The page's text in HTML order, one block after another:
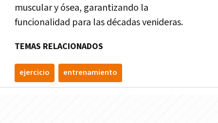
muscular y ósea, garantizando la
funcionalidad para las décadas venideras.
TEMAS RELACIONADOS
ejercicio entrenamiento